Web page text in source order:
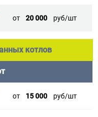
от 20 000 руб/шт
котлов
от 15 000 руб/шт